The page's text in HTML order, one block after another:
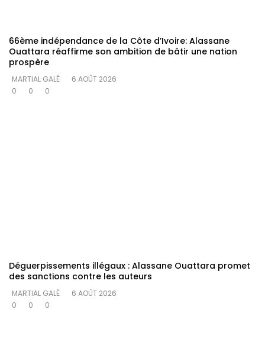
66ème indépendance de la Côte d’Ivoire: Alassane
Ouattara réaffirme son ambition de bâtir une nation
prospère
MARTIAL GALÉ
6 AOÛT 2026
0
0 0
Déguerpissements illégaux : Alassane Ouattara promet
des sanctions contre les auteurs
MARTIAL GALÉ
6 AOÛT 2026
0
0 0